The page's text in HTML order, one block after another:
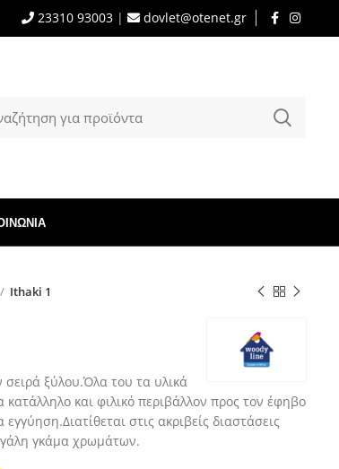
23310 93003 | dovlet@otenet.gr
Ithaki 1
ξύλου.Όλα του τα υλικά
και φιλικό περιβάλλον προς τον έφηβο
στις ακριβείς διαστάσεις
γκάμα χρωμάτων.